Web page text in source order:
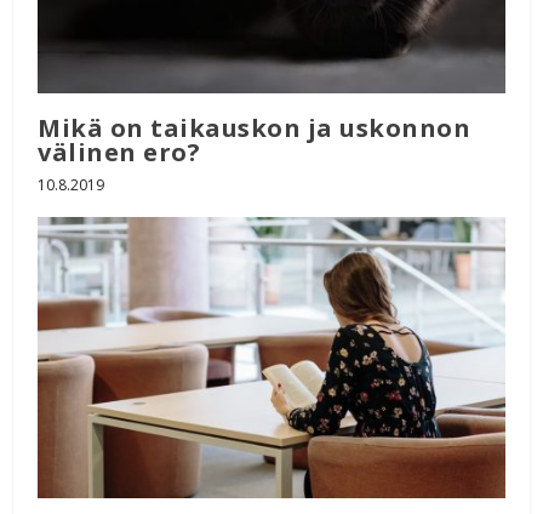
Mikä on taikauskon ja uskonnon
välinen ero?
10.8.2019